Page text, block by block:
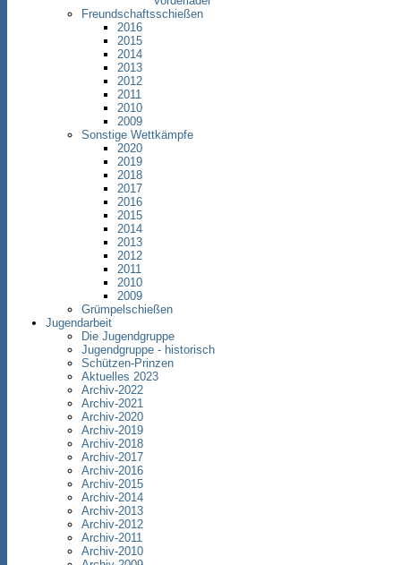
Freundschaftsschießen
2016
2015
2014
2013
2012
2011
2010
2009
Sonstige Wettkämpfe
2020
2019
2018
2017
2016
2015
2014
2013
2012
2011
2010
2009
Grümpelschießen
Jugendarbeit
Die Jugendgruppe
Jugendgruppe - historisch
Schützen-Prinzen
Aktuelles 2023
Archiv-2022
Archiv-2021
Archiv-2020
Archiv-2019
Archiv-2018
Archiv-2017
Archiv-2016
Archiv-2015
Archiv-2014
Archiv-2013
Archiv-2012
Archiv-2011
Archiv-2010